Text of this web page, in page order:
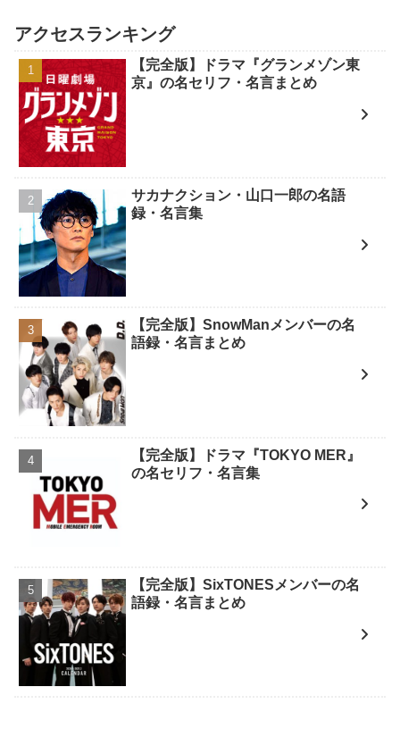
アクセスランキング
【完全版】ドラマ『グランメゾン東
京』の名セリフ・名言まとめ
サカナクション・山口一郎の名語
録・名言集
【完全版】SnowManメンバーの名
語録・名言まとめ
【完全版】ドラマ『TOKYO MER』
の名セリフ・名言集
【完全版】SixTONESメンバーの名
語録・名言まとめ